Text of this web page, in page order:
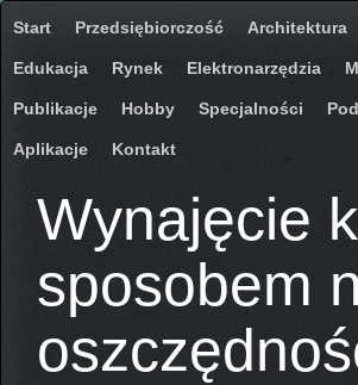
Start Przedsiębiorczość Architektura
Edukacja Rynek Elektronarzędzia
Publikacje Hobby Specjalności
Aplikacje Kontakt
Wynajęcie
sposobem